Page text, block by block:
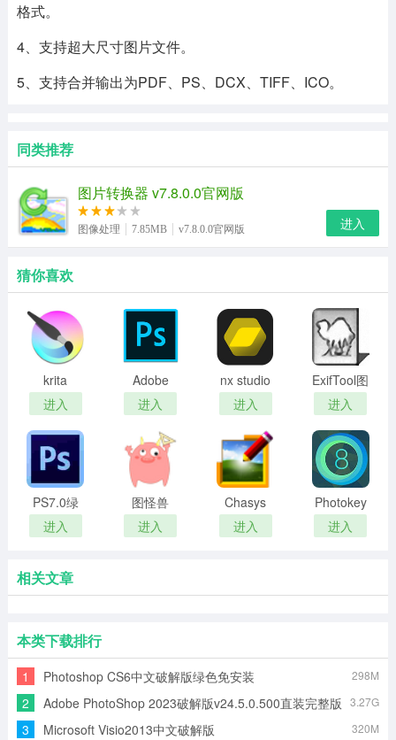
格式。
4、支持超大尺寸图片文件。
5、支持合并输出为PDF、PS、DCX、TIFF、ICO。
同类推荐
图片转换器 v7.8.0.0官网版
图像处理 7.85MB v7.8.0.0官网版 进入
猜你喜欢
krita
进入
Adobe
PhotoShop
2022中文
破解版
进入
nx studio
正版
进入
ExifTool图
像工具汉
化绿色版
进入
PS7.0绿
色精简版
进入
图怪兽
进入
Chasys
Draw IES
Artist图像
进入
Photokey
8 pro(蓝
绿色背景
进入
相关文章
本类下载排行
1 Photoshop CS6中文破解版绿色免安装 298M
2 Adobe PhotoShop 2023破解版v24.5.0.500直装完整版 3.27G
3 Microsoft Visio2013中文破解版 320M